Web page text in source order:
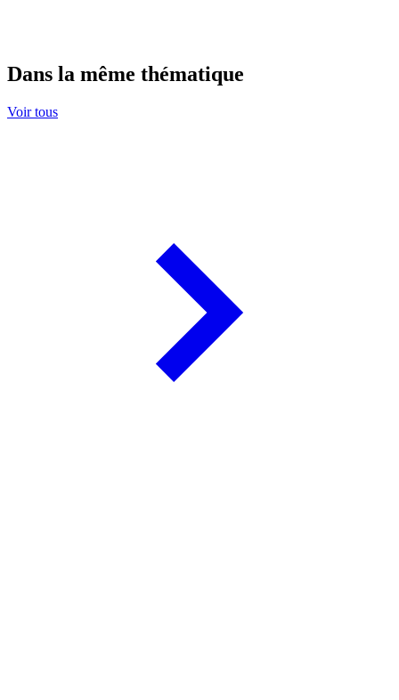
Dans la même thématique
Voir tous